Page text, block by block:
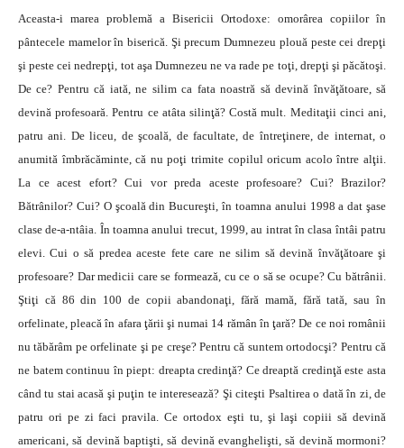
Aceasta-i marea problemă a Bisericii Ortodoxe: omorârea copiilor în
pântecele mamelor în biserică. Şi precum Dumnezeu plouă peste cei drepţi
şi peste cei nedrepţi, tot aşa Dumnezeu ne va rade pe toţi, drepţi şi păcătoşi.
De ce? Pentru că iată, ne silim ca fata noastră să devină învăţătoare, să
devină profesoară. Pentru ce atâta silinţă? Costă mult. Meditaţii cinci ani,
patru ani. De liceu, de şcoală, de facultate, de întreţinere, de internat, o
anumită îmbrăcăminte, că nu poţi trimite copilul oricum acolo între alţii.
La ce acest efort? Cui vor preda aceste profesoare? Cui? Brazilor?
Bătrânilor? Cui? O şcoală din Bucureşti, în toamna anului 1998 a dat şase
clase de-a-ntâia. În toamna anului trecut, 1999, au intrat în clasa întâi patru
elevi. Cui o să predea aceste fete care ne silim să devină învăţătoare şi
profesoare? Dar medicii care se formează, cu ce o să se ocupe? Cu bătrânii.
Ştiţi că 86 din 100 de copii abandonaţi, fără mamă, fără tată, sau în
orfelinate, pleacă în afara ţării şi numai 14 rămân în ţară? De ce noi românii
nu tăbărâm pe orfelinate şi pe creşe? Pentru că suntem ortodocşi? Pentru că
ne batem continuu în piept: dreapta credinţă? Ce dreaptă credinţă este asta
când tu stai acasă şi puţin te interesează? Şi citeşti Psaltirea o dată în zi, de
patru ori pe zi faci pravila. Ce ortodox eşti tu, şi laşi copiii să devină
americani, să devină baptişti, să devină evanghelişti, să devină mormoni?